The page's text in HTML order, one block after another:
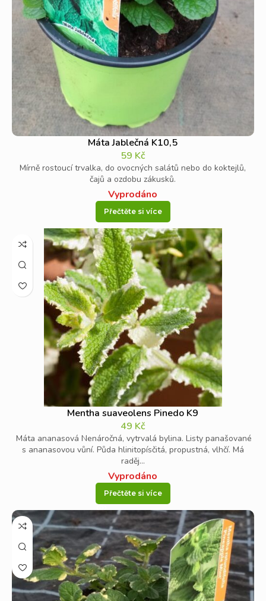
Máta Jablečná K10,5
59 Kč
Mírně rostoucí trvalka, do ovocných salátů nebo do koktejlů,
čajů a ozdobu zákusků.
Vyprodáno
Přečtěte si více
Mentha suaveolens Pinedo K9
49 Kč
Máta ananasová Nenáročná, vytrvalá bylina. Listy panašované
s ananasovou vůní. Půda hlinitopísčitá, propustná, vlhčí. Má
raděj...
Vyprodáno
Přečtěte si více